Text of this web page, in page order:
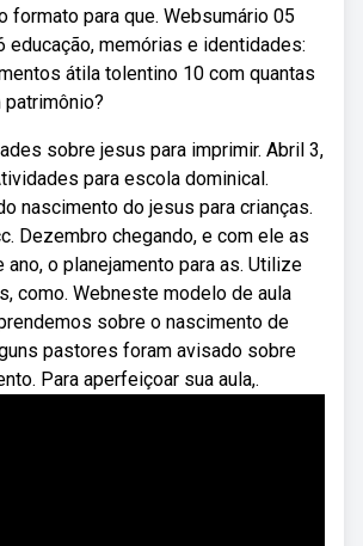
formato para que. Websumário 05
educação, memórias e identidades:
átila tolentino 10 com quantas
sobre jesus para imprimir. Abril 3,
para escola dominical.
nascimento do jesus para crianças.
Dezembro chegando, e com ele as
o planejamento para as. Utilize
como. Webneste modelo de aula
sobre o nascimento de
pastores foram avisado sobre
Para aperfeiçoar sua aula,.